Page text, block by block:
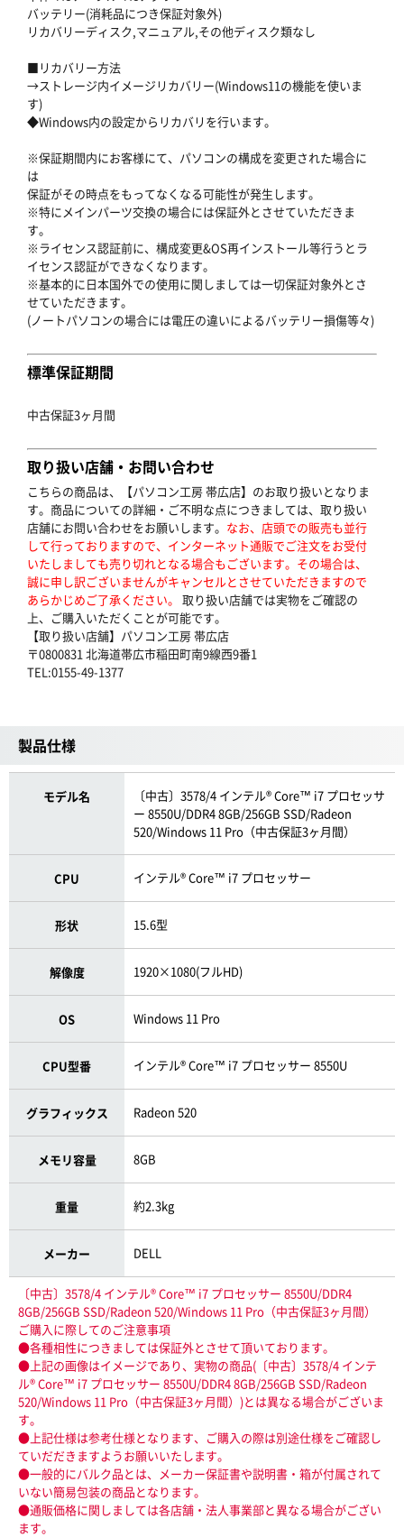
バッテリー(消耗品につき保証対象外)
リカバリーディスク,マニュアル,その他ディスク類なし
■リカバリー方法
→ストレージ内イメージリカバリー(Windows11の機能を使いま
す)
◆Windows内の設定からリカバリを行います。
※保証期間内にお客様にて、パソコンの構成を変更された場合に
は
保証がその時点をもってなくなる可能性が発生します。
※特にメインパーツ交換の場合には保証外とさせていただきま
す。
※ライセンス認証前に、構成変更&OS再インストール等行うとラ
イセンス認証ができなくなります。
※基本的に日本国外での使用に関しましては一切保証対象外とさ
せていただきます。
(ノートパソコンの場合には電圧の違いによるバッテリー損傷等々)
標準保証期間
中古保証3ヶ月間
取り扱い店舗・お問い合わせ
こちらの商品は、【パソコン工房 帯広店】のお取り扱いとなりま
す。商品についての詳細・ご不明な点につきましては、取り扱い
店舗にお問い合わせをお願いします。 なお、店頭での販売も並行
して行っておりますので、インターネット通販でご注文をお受付
いたしましても売り切れとなる場合もございます。その場合は、
誠に申し訳ございませんがキャンセルとさせていただきますので
あらかじめご了承ください。 取り扱い店舗では実物をご確認の
上、ご購入いただくことが可能です。
【取り扱い店舗】パソコン工房 帯広店
〒0800831 北海道帯広市稲田町南9線西9番1
TEL:0155-49-1377
製品仕様
モデル名
〔中古〕3578/4 インテル® Core™ i7 プロセッサ
ー 8550U/DDR4 8GB/256GB SSD/Radeon
520/Windows 11 Pro（中古保証3ヶ月間）
CPU インテル® Core™ i7 プロセッサー
形状 15.6型
解像度 1920×1080(フルHD)
OS Windows 11 Pro
CPU型番 インテル® Core™ i7 プロセッサー 8550U
グラフィックス Radeon 520
メモリ容量 8GB
重量 約2.3kg
メーカー DELL
〔中古〕3578/4 インテル® Core™ i7 プロセッサー 8550U/DDR4
8GB/256GB SSD/Radeon 520/Windows 11 Pro（中古保証3ヶ月間）
ご購入に際してのご注意事項
●各種相性につきましては保証外とさせて頂いております。
●上記の画像はイメージであり、実物の商品(〔中古〕3578/4 インテ
ル® Core™ i7 プロセッサー 8550U/DDR4 8GB/256GB SSD/Radeon
520/Windows 11 Pro（中古保証3ヶ月間）)とは異なる場合がございま
す。
●上記仕様は参考仕様となります、ご購入の際は別途仕様をご確認し
ていだだきますようお願いいたします。
●一般的にバルク品とは、メーカー保証書や説明書・箱が付属されて
いない簡易包装の商品となります。
●通販価格に関しましては各店舗・法人事業部と異なる場合がござい
ます。